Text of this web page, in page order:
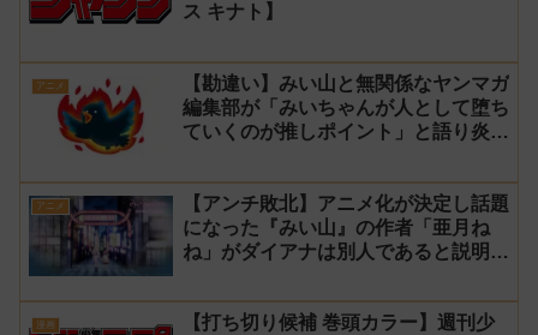
ス キナト】
アニメ
【勘違い】みい山と無関係なヤンマガ
編集部が「みいちゃんが人として堕ち
ていくのが推しポイント」と語り炎上
ス】
アニメ
【アンチ敗北】アニメ化が決定し話題
になった『みい山』の作者「亜月ね
ね」がダイアナは別人であると説明し
漫画
【打ち切り候補 巻頭カラー】週刊少